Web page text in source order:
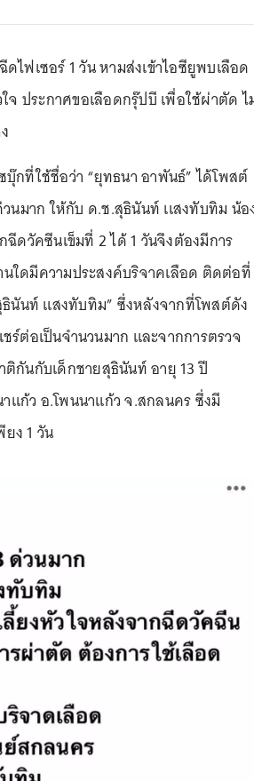
ฟเซอร์ 1 วัน หามส่งเข้าไอซียูพบเลือด
จ ประกาศขอเลือดกรุ๊ปบี เพื่อใช้ผ่าตัด ไ
บุ๊กที่ใช้ชื่อว่า “ยุทธนา อาพันธ์” ได้โพสต์
นมาก ให้กับ ด.ช.สุธินันท์ เเสงทับทิม น้อ
ฉีดวัคซีนเข็มที่ 2 ได้ 1 วันจึงต้องมีการ
ใดมีความประสงค์บริจาคเลือด ติดต่อที่
นันท์ แสงทับทิม” ซึ่งหลังจากที่โพสต์ดัง
ร์ต่อเป็นจำนวนมาก และจากการตรวจ
กันกับเด็กชายสุธินันท์ อายุ 13 ปี
าแก้ว อ.โพนนาแก้ว จ.สกลนคร ซึ่งมี
ง 1 วัน